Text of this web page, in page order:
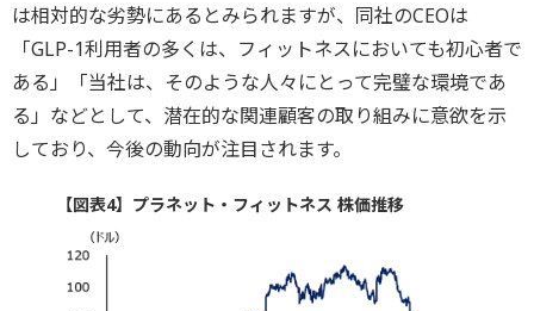
は相対的な劣勢にあるとみられますが、同社のCEOは
「GLP-1利用者の多くは、フィットネスにおいても初心者で
ある」「当社は、そのような人々にとって完璧な環境であ
る」などとして、潜在的な関連顧客の取り組みに意欲を示
しており、今後の動向が注目されます。
【図表4】プラネット・フィットネス 株価推移